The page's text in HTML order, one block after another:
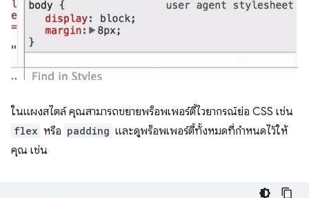
ในแผงสไตล์ คุณสามารถขยายพร็อพเพอร์ตี้ไวยากรณ์ย่อ CSS เช่น
flex หรือ padding และดูพร็อพเพอร์ตี้ทั้งหมดที่กำหนดไว้ให้
คุณ เช่น